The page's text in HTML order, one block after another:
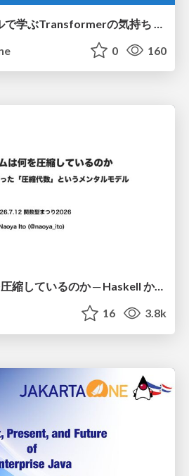
0 160
アルゴリズムは何を圧縮しているのか ─ Haskell から育った「圧縮代数」というメンタルモデル
16 3.8k